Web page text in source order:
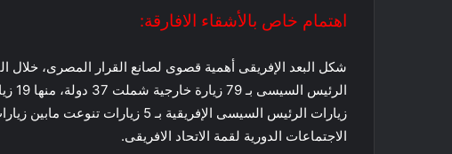
اهتمام خاص بالأشقاء الافارقة:
الاجتماعات الدورية لقمة الاتحاد الافريقى.